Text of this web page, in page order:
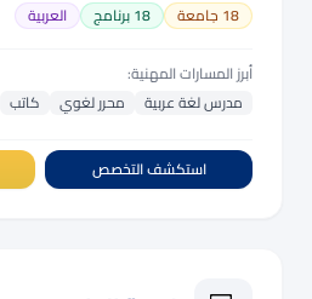
18 جامعة 18برنامج العربية
أبرز المسارات المهنية:
مدرس لغة عربية
محرر لغوي كاتب
استكشف التخصص